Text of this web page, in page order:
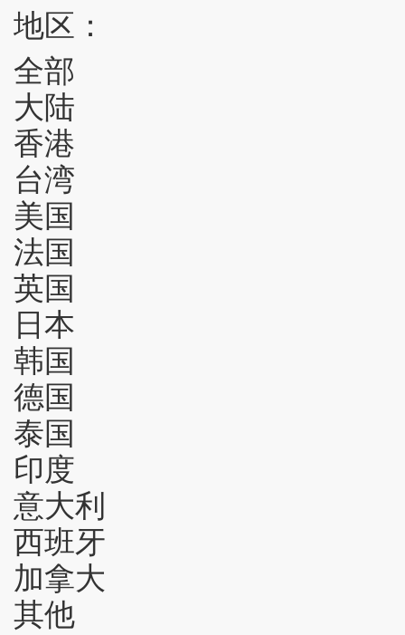
地区：
全部
大陆
香港
台湾
美国
法国
英国
日本
韩国
德国
泰国
印度
意大利
西班牙
加拿大
其他